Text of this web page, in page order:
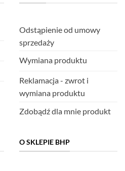
Odstąpienie od umowy
sprzedaży
Wymiana produktu
Reklamacja - zwrot i
wymiana produktu
Zdobądź dla mnie produkt
O SKLEPIE BHP